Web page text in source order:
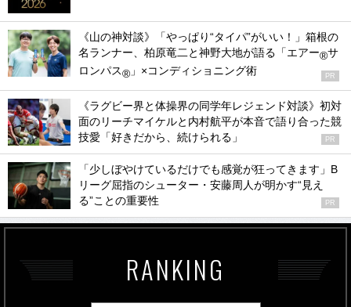
《山の神対談》「やっぱり“タイパ”がいい！」箱根の
名ランナー、柏原竜二と神野大地が語る「エアー®サ
ロンパス® 」×コンディショニング術 PR
《ラグビー界と体操界の同学年レジェンド対談》初対
面のリーチマイケルと内村航平が本音で語り合った競
技愛「好きだから、続けられる」
PR
「少しぼやけているだけでも感覚が狂ってきます」B
リーグ屈指のシューター・安藤周人が明かす“見え
る”ことの重要性
PR
RANKING